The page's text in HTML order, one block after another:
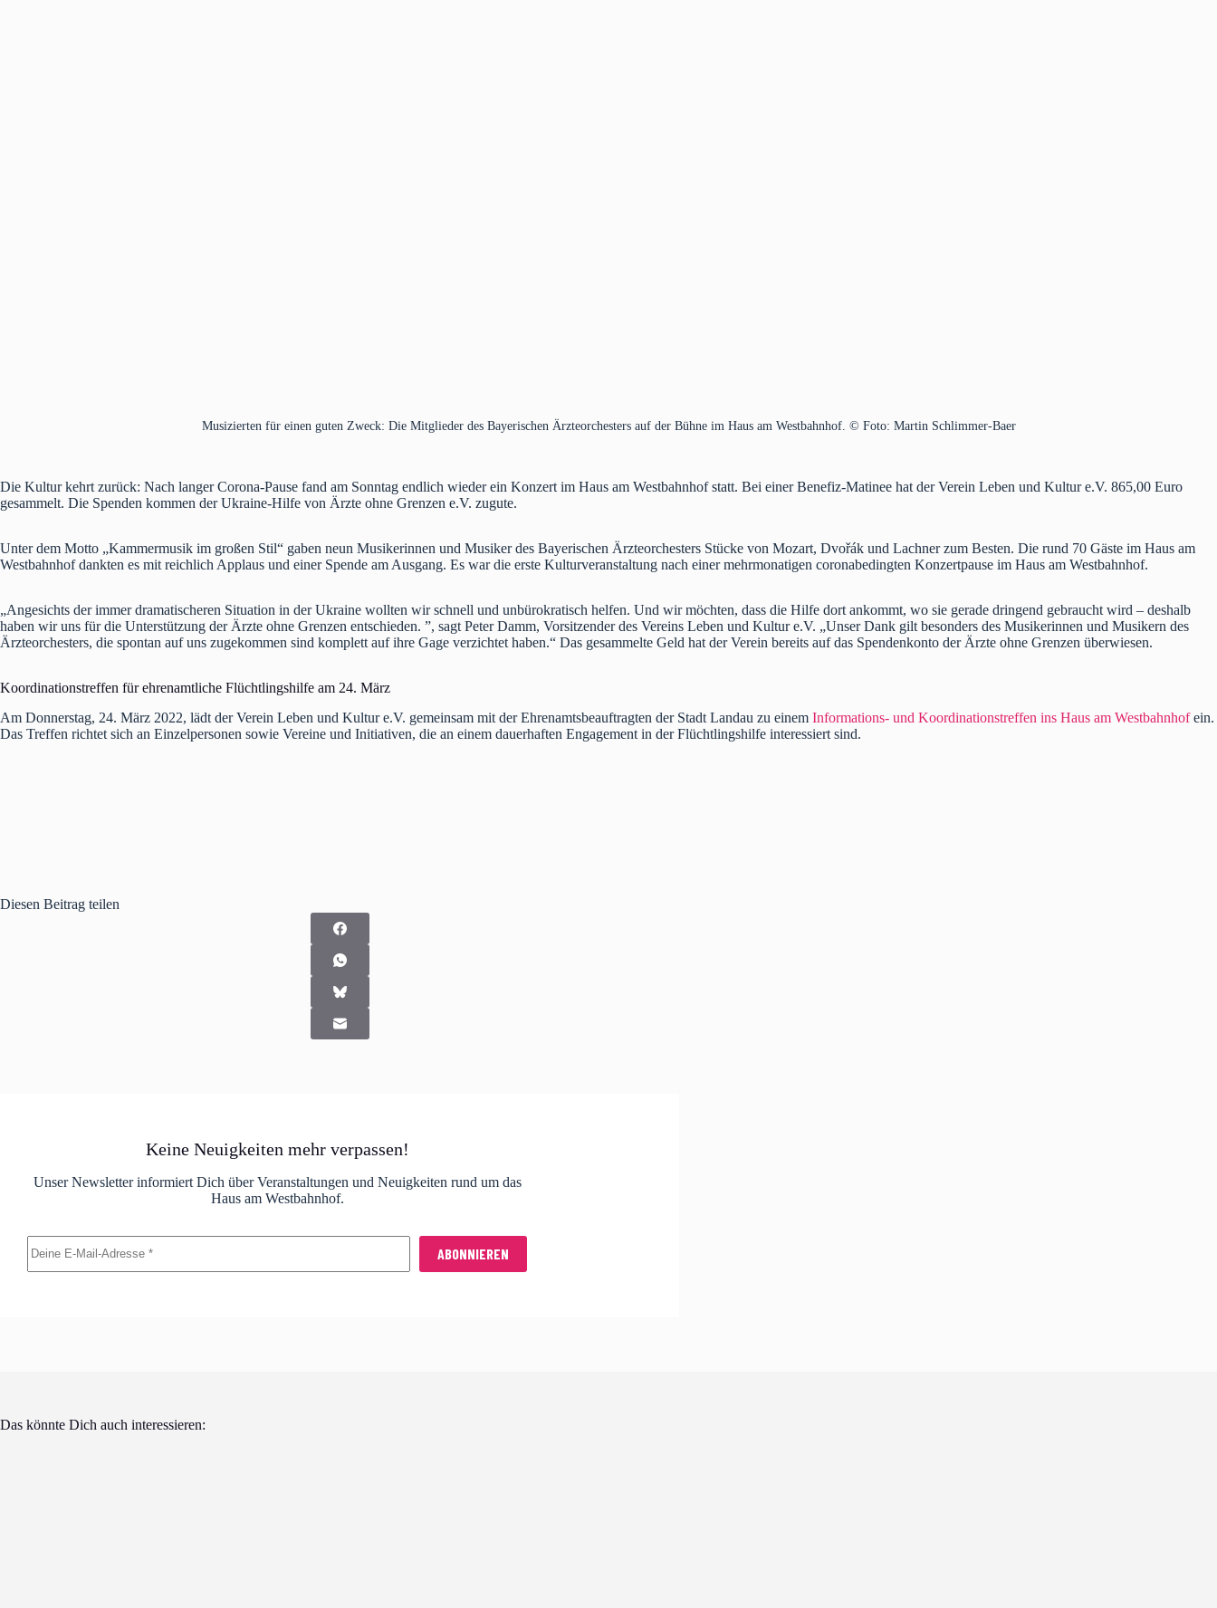
Musizierten für einen guten Zweck: Die Mitglieder des Bayerischen Ärzteorchesters auf der Bühne im Haus am Westbahnhof. © Foto: Martin Schlimmer-Baer
Die Kultur kehrt zurück: Nach langer Corona-Pause fand am Sonntag endlich wieder ein Konzert im Haus am Westbahnhof statt. Bei einer Benefiz-Matinee hat der Verein Leben und Kultur e.V. 865,00 Euro
gesammelt. Die Spenden kommen der Ukraine-Hilfe von Ärzte ohne Grenzen e.V. zugute.
Unter dem Motto „Kammermusik im großen Stil“ gaben neun Musikerinnen und Musiker des Bayerischen Ärzteorchesters Stücke von Mozart, Dvořák und Lachner zum Besten. Die rund 70 Gäste im Haus am
Westbahnhof dankten es mit reichlich Applaus und einer Spende am Ausgang. Es war die erste Kulturveranstaltung nach einer mehrmonatigen coronabedingten Konzertpause im Haus am Westbahnhof.
„Angesichts der immer dramatischeren Situation in der Ukraine wollten wir schnell und unbürokratisch helfen. Und wir möchten, dass die Hilfe dort ankommt, wo sie gerade dringend gebraucht wird – deshalb
haben wir uns für die Unterstützung der Ärzte ohne Grenzen entschieden. ”, sagt Peter Damm, Vorsitzender des Vereins Leben und Kultur e.V. „Unser Dank gilt besonders des Musikerinnen und Musikern des
Ärzteorchesters, die spontan auf uns zugekommen sind komplett auf ihre Gage verzichtet haben.“ Das gesammelte Geld hat der Verein bereits auf das Spendenkonto der Ärzte ohne Grenzen überwiesen.
Koordinationstreffen für ehrenamtliche Flüchtlingshilfe am 24. März
Am Donnerstag, 24. März 2022, lädt der Verein Leben und Kultur e.V. gemeinsam mit der Ehrenamtsbeauftragten der Stadt Landau zu einem Informations- und Koordinationstreffen ins Haus am Westbahnhofein.
Das Treffen richtet sich an Einzelpersonen sowie Vereine und Initiativen, die an einem dauerhaften Engagement in der Flüchtlingshilfe interessiert sind.
Diesen Beitrag teilen
Keine Neuigkeiten mehr verpassen!
Unser Newsletter informiert Dich über Veranstaltungen und Neuigkeiten rund um das
Haus am Westbahnhof.
ABONNIEREN
Das könnte Dich auch interessieren: